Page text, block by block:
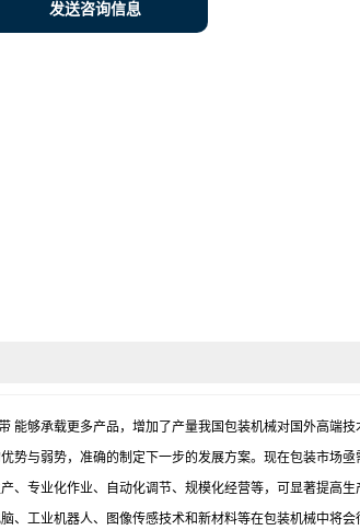
发送咨询信息
能够承载更多产品，增加了产量我国包装机械对国外高端
与弱势，准确的制定下一步的发展方案。现在包装市场
专业化作业、自动化调节、规模化经营等，可显著提高
工业机器人、图像传感技术和新材料等在包装机械中将